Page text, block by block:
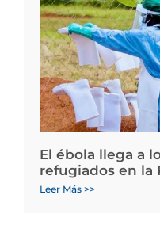
El ébola llega a
refugiados en la
Leer Más >>